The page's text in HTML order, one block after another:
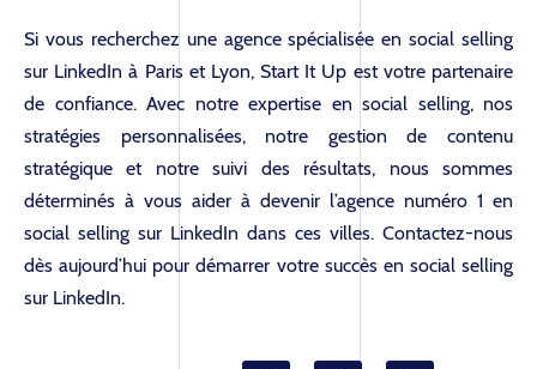
Si vous recherchez une agence spécialisée en social selling
sur LinkedIn à Paris et Lyon, Start It Up est votre partenaire
de confiance. Avec notre expertise en social selling, nos
stratégies personnalisées, notre gestion de contenu
stratégique et notre suivi des résultats, nous sommes
déterminés à vous aider à devenir l’agence numéro 1 en
social selling sur LinkedIn dans ces villes. Contactez-nous
dès aujourd’hui pour démarrer votre succès en social selling
sur LinkedIn.